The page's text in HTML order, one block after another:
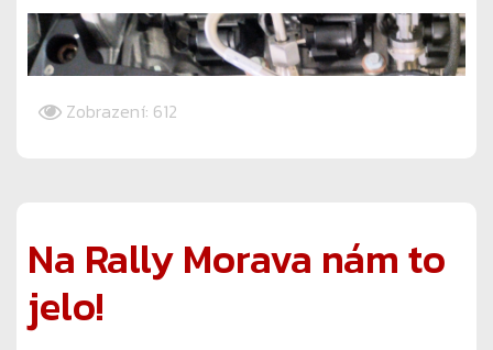
Zobrazení: 612
Na Rally Morava nám to
jelo!